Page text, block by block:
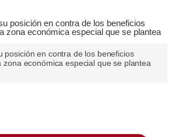
posición en contra de los beneficios
zona económica especial que se plantea